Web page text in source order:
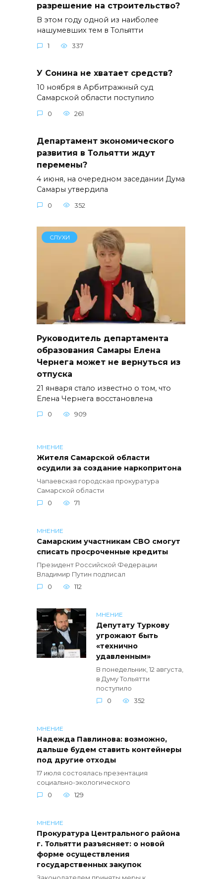
разрешение на строительство?
В этом году одной из наиболее
нашумевших тем в Тольятти
1 337
У Сонина не хватает средств?
10 ноября в Арбитражный суд
Самарской области поступило
0 261
Департамент экономического
развития в Тольятти ждут
перемены?
4 июня, на очередном заседании Дума
Самары утвердила
0 352
СЛУХИ
Руководитель департамента
образования Самары Елена
Чернега может не вернуться из
отпуска
21 января стало известно о том, что
Елена Чернега восстановлена
0 909
МНЕНИЕ
Жителя Самарской области
осудили за создание наркопритона
Чапаевская городская прокуратура
Самарской области
0
71
МНЕНИЕ
Самарским участникам СВО смогут
списать просроченные кредиты
Президент Российской Федерации
Владимир Путин подписал
0
112
МНЕНИЕ
Депутату Туркову
угрожают быть
«технично
удавленным»
В понедельник, 12 августа,
в Думу Тольятти
поступило
0
352
МНЕНИЕ
Надежда Павлинова: возможно,
дальше будем ставить контейнеры
под другие отходы
17 июля состоялась презентация
социально-экологического
0
129
МНЕНИЕ
Прокуратура Центрального района
г. Тольятти разъясняет: о новой
форме осуществления
государственных закупок